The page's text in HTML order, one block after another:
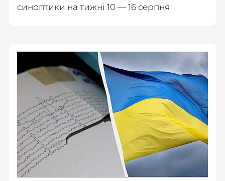
синоптики на тижні 10 — 16 серпня